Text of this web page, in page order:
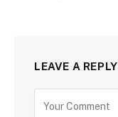
LEAVE A REPLY